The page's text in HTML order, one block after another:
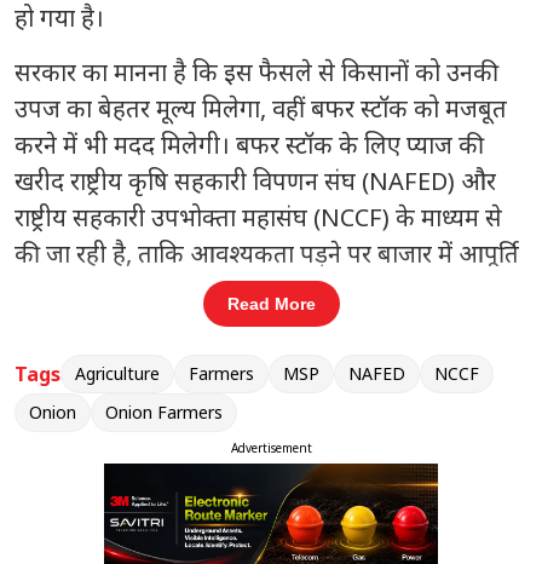
हो गया है।
सरकार का मानना है कि इस फैसले से किसानों को उनकी
उपज का बेहतर मूल्य मिलेगा, वहीं बफर स्टॉक को मजबूत
करने में भी मदद मिलेगी। बफर स्टॉक के लिए प्याज की
खरीद राष्ट्रीय कृषि सहकारी विपणन संघ (NAFED) और
राष्ट्रीय सहकारी उपभोक्ता महासंघ (NCCF) के माध्यम से
की जा रही है, ताकि आवश्यकता पड़ने पर बाजार में आपूर्ति
बढ़ाकर कीमतों को नियंत्रित रखा जा सके।
काजू से करी पत्ते तक… दुनिया अब भारत
के तय मानकों पर करेगी भरोसा
Read More
Tags Agriculture Farmers MSP NAFED
NCCF
Onion
Onion Farmers
Advertisement